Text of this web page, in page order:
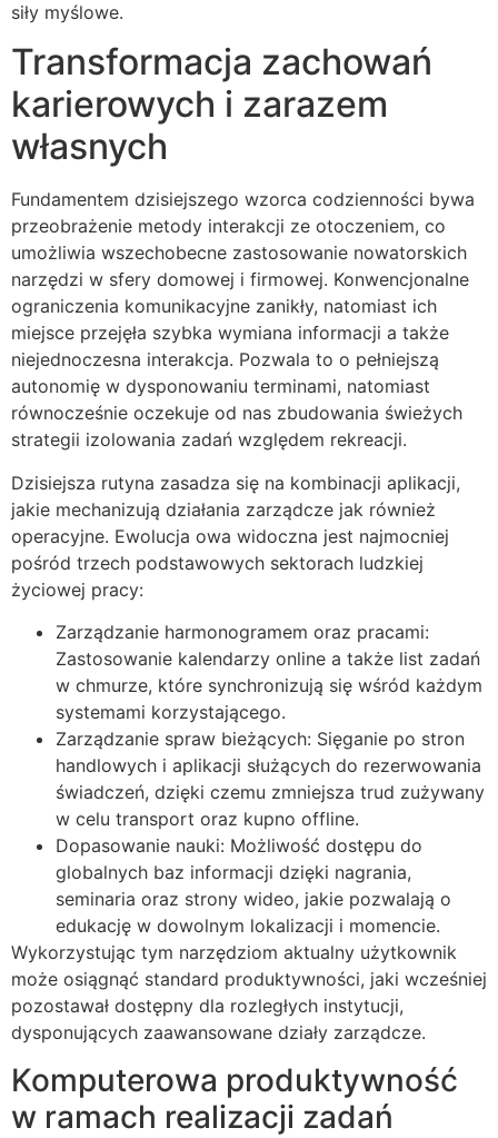
siły myślowe.
Transformacja zachowań
karierowych i zarazem
własnych
Fundamentem dzisiejszego wzorca codzienności bywa
przeobrażenie metody interakcji ze otoczeniem, co
umożliwia wszechobecne zastosowanie nowatorskich
narzędzi w sfery domowej i firmowej. Konwencjonalne
ograniczenia komunikacyjne zanikły, natomiast ich
miejsce przejęła szybka wymiana informacji a także
niejednoczesna interakcja. Pozwala to o pełniejszą
autonomię w dysponowaniu terminami, natomiast
równocześnie oczekuje od nas zbudowania świeżych
strategii izolowania zadań względem rekreacji.
Dzisiejsza rutyna zasadza się na kombinacji aplikacji,
jakie mechanizują działania zarządcze jak również
operacyjne. Ewolucja owa widoczna jest najmocniej
pośród trzech podstawowych sektorach ludzkiej
życiowej pracy:
Zarządzanie harmonogramem oraz pracami:
Zastosowanie kalendarzy online a także list zadań
w chmurze, które synchronizują się wśród każdym
systemami korzystającego.
Zarządzanie spraw bieżących: Sięganie po stron
handlowych i aplikacji służących do rezerwowania
świadczeń, dzięki czemu zmniejsza trud zużywany
w celu transport oraz kupno offline.
Dopasowanie nauki: Możliwość dostępu do
globalnych baz informacji dzięki nagrania,
seminaria oraz strony wideo, jakie pozwalają o
edukację w dowolnym lokalizacji i momencie.
Wykorzystując tym narzędziom aktualny użytkownik
może osiągnąć standard produktywności, jaki wcześniej
pozostawał dostępny dla rozległych instytucji,
dysponujących zaawansowane działy zarządcze.
Komputerowa produktywność
w ramach realizacji zadań